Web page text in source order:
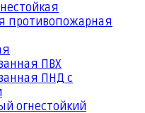
противопожарная
ПВХ
ПНД с
огнестойкий